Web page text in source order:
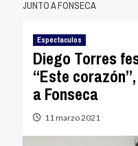
JUNTO A FONSECA
Espectaculos
Diego Torres
“Este
a Fonseca
11 marzo 2021